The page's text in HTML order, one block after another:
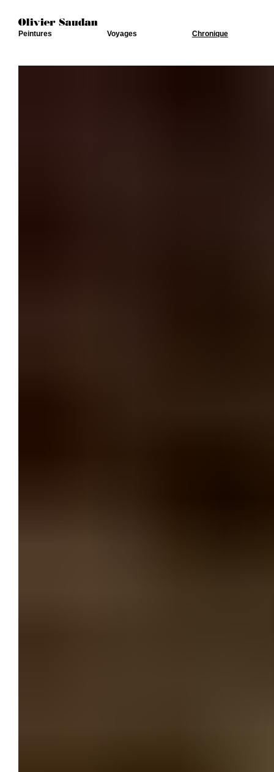
Peintures Voyages Chronique